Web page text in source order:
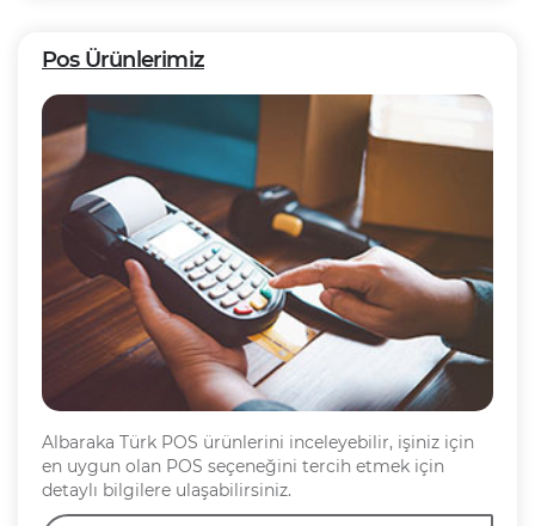
Pos Ürünlerimiz
Albaraka Türk POS ürünlerini inceleyebilir, işiniz için
en uygun olan POS seçeneğini tercih etmek için
detaylı bilgilere ulaşabilirsiniz.